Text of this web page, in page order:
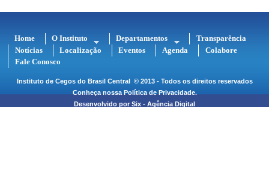
Home O Instituto Departamentos
Transparência
Notícias
Localização Eventos Agenda
Colabore
Fale Conosco
Instituto de Cegos do Brasil Central© 2013 - Todos os direitos reservados
Conheça nossa Política de Privacidade.
Desenvolvido por Six - Agência Digital